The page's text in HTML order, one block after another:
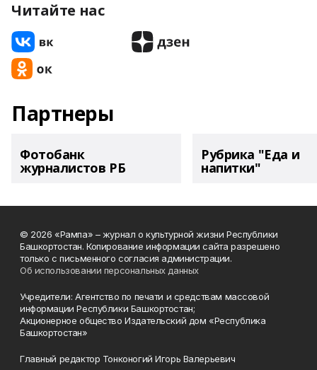
Читайте нас
Партнеры
Фотобанк
журналистов РБ
Рубрика "Еда и
напитки"
© 2026 «Рампа» – журнал о культурной жизни Республики
Башкортостан. Копирование информации сайта разрешено
только с письменного согласия администрации.
Об использовании персональных данных
Учредители: Агентство по печати и средствам массовой
информации Республики Башкортостан;
Акционерное общество Издательский дом «Республика
Башкортостан»
Главный редактор Тонконогий Игорь Валерьевич